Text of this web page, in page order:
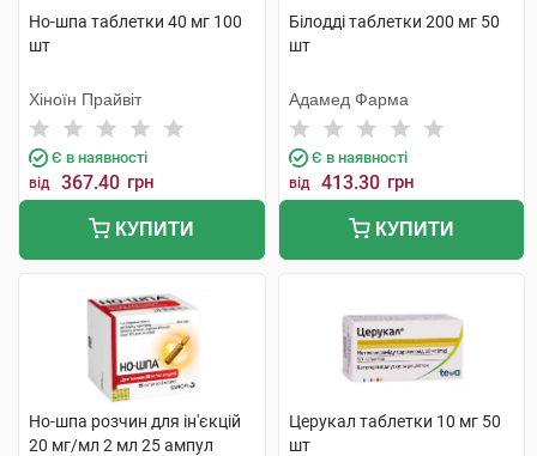
Но-шпа таблетки 40 мг 100
шт
Хіноїн Прайвіт
Є в наявності
від 367.40 грн
КУПИТИ
Білодді таблетки 200 мг 50
шт
Адамед Фарма
Є в наявності
від 413.30 грн
КУПИТИ
Но-шпа розчин для ін'єкцій
20 мг/мл 2 мл 25 ампул
Церукал таблетки 10 мг 50
шт